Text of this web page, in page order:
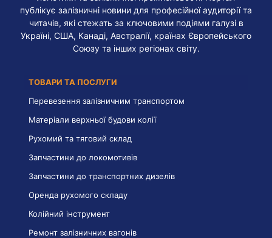
публікує залізничні новини для професійної аудиторії та
читачів, які стежать за ключовими подіями галузі в
Україні, США, Канаді, Австралії, країнах Європейського
Союзу та інших регіонах світу.
ТОВАРИ ТА ПОСЛУГИ
Перевезення залізничним транспортом
Матеріали верхньої будови колії
Рухомий та тяговий склад
Запчастини до локомотивів
Запчастини до транспортних дизелів
Оренда рухомого складу
Колійний інструмент
Ремонт залізничних вагонів